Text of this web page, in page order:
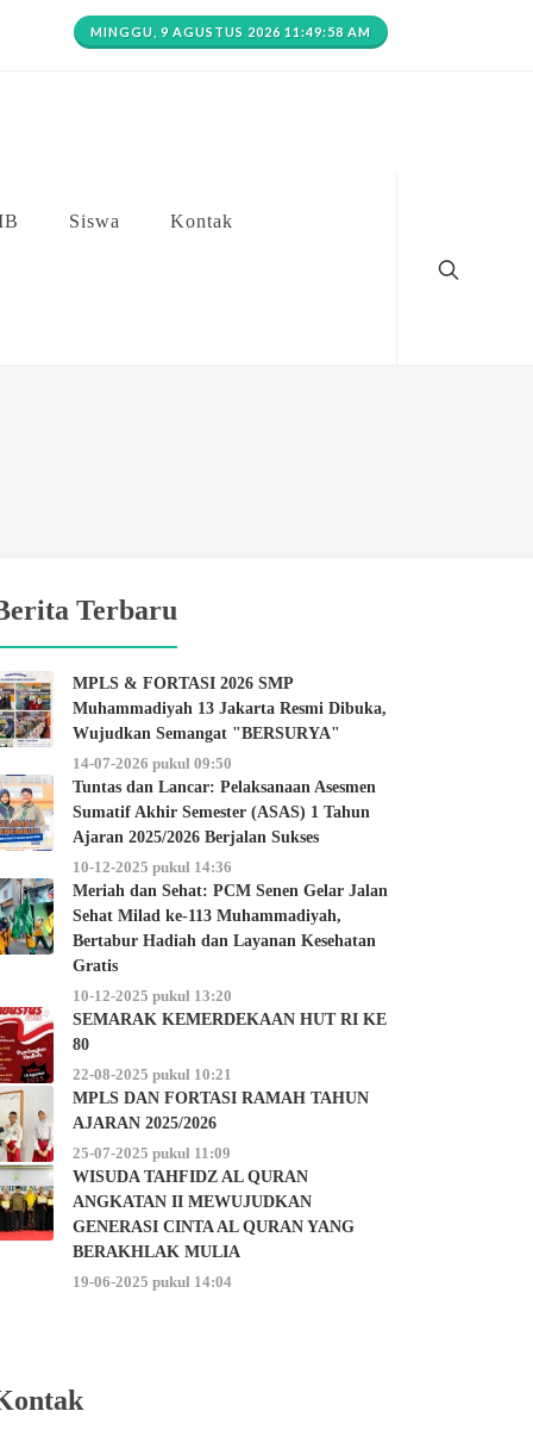
MINGGU, 9 AGUSTUS 2026 11:49:58 AM
Siswa Kontak
Terbaru
MPLS & FORTASI 2026 SMP
Muhammadiyah 13 Jakarta Resmi Dibuka,
Wujudkan Semangat "BERSURYA"
14-07-2026 pukul 09:50
Tuntas dan Lancar: Pelaksanaan Asesmen
Sumatif Akhir Semester (ASAS) 1 Tahun
Ajaran 2025/2026 Berjalan Sukses
10-12-2025 pukul 14:36
Meriah dan Sehat: PCM Senen Gelar Jalan
Sehat Milad ke-113 Muhammadiyah,
Bertabur Hadiah dan Layanan Kesehatan
Gratis
10-12-2025 pukul 13:20
SEMARAK KEMERDEKAAN HUT RI KE
80
22-08-2025 pukul 10:21
MPLS DAN FORTASI RAMAH TAHUN
AJARAN 2025/2026
25-07-2025 pukul 11:09
WISUDA TAHFIDZ AL QURAN
ANGKATAN II MEWUJUDKAN
GENERASI CINTA AL QURAN YANG
BERAKHLAK MULIA
19-06-2025 pukul 14:04